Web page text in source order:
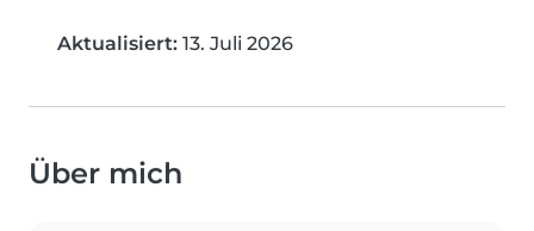
Aktualisiert: 13. Juli 2026
Über mich